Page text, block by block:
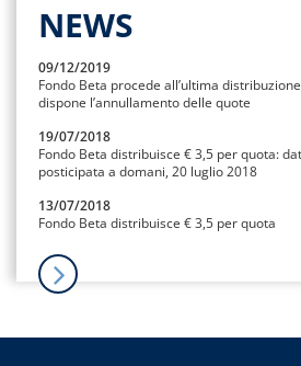
NEWS
09/12/2019
Fondo Beta procede all’ultima
dispone l’annullamento delle quote
19/07/2018
Fondo Beta distribuisce € 3,5 per quota:
posticipata a domani, 20 luglio 2018
13/07/2018
Fondo Beta distribuisce € 3,5 per quota